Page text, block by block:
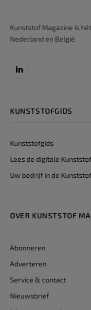
Kunststof Magazine is
Nederland en België.
LinkedIn
KUNSTSTOFGIDS
Kunststofgids
Lees de digitale
Uw bedrijf in de
OVER KUNSTSTOF
Abonneren
Adverteren
Service & contact
Nieuwsbrief